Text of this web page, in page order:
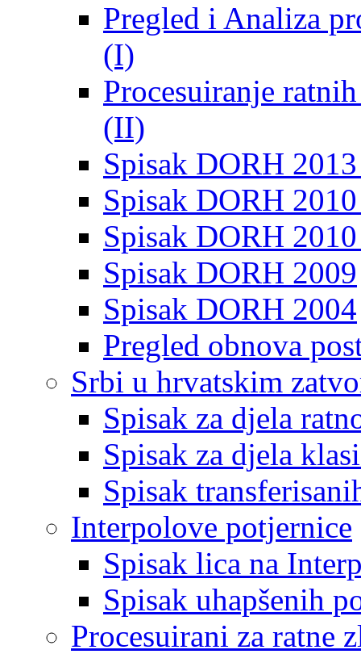
Pregled i Analiza
(I)
Procesuiranje
(II)
Spisak DORH
Spisak DORH
Spisak DORH
Spisak DORH 2009
Spisak DORH 2004
Pregled obnova
Srbi u hrvatskim
Spisak za djela
Spisak za djela
Spisak
Interpolove potjernice
Spisak lica na
Spisak uhapšenih
Procesuirani za ratne